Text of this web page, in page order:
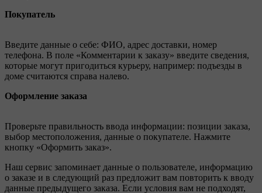
Покупатель
Введите данные о себе: ФИО, адрес доставки, номер
телефона. В поле «Комментарии к заказу» введите сведения,
которые могут пригодиться курьеру, например: подъезды в
доме считаются справа налево.
Оформление заказа
Проверьте правильность ввода информации: позиции заказа,
выбор местоположения, данные о покупателе. Нажмите
кнопку «Оформить заказ».
Наш сервис запоминает данные о пользователе, информацию
о заказе и в следующий раз предложит вам повторить к вводу
данные предыдущего заказа. Если условия вам не подходят,